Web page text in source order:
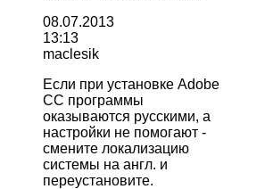
08.07.2013
13:13
maclesik
Если при установке Adobe
CC программы
оказываются русскими, а
настройки не помогают -
смените локализацию
системы на англ. и
переустановите.